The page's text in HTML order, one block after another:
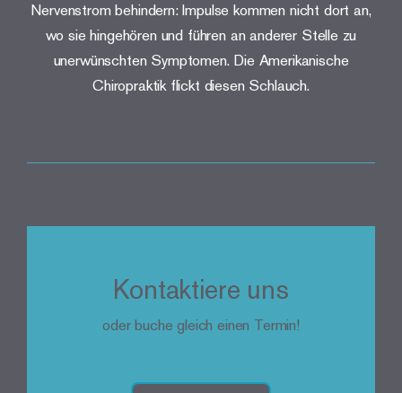
Nervenstrom behindern: Impulse kommen nicht dort an,
wo sie hingehören und führen an anderer Stelle zu
unerwünschten Symptomen. Die Amerikanische
Chiropraktik flickt diesen Schlauch.
Kontaktiere uns
oder buche gleich einen Termin!